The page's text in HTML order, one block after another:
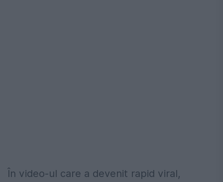
În video-ul care a devenit rapid viral,